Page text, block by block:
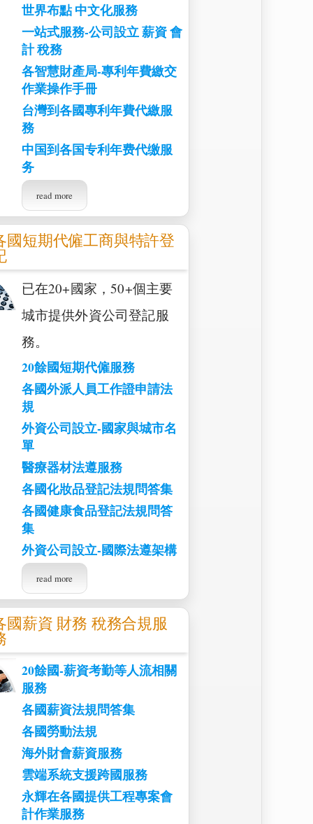
世界布點 中文化服務
一站式服務-公司設立 薪資 會
計 稅務
各智慧財產局-專利年費繳交
作業操作手冊
台灣到各國專利年費代繳服
務
中国到各国专利年费代缴服
务
read more
國短期代僱工商與特許登
已在20+國家，50+個主要
城市提供外資公司登記服
務。
20餘國短期代僱服務
各國外派人員工作證申請法
規
外資公司設立-國家與城市名
單
醫療器材法遵服務
各國化妝品登記法規問答集
各國健康食品登記法規問答
集
外資公司設立-國際法遵架構
read more
國薪資 財務 稅務合規服
20餘國-薪資考勤等人流相關
服務
各國薪資法規問答集
各國勞動法規
海外財會薪資服務
雲端系統支援跨國服務
永輝在各國提供工程專案會
計作業服務